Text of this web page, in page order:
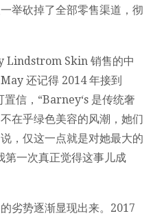
举砍掉了全部零售渠道，彻
Lindstrom Skin 销售的中
还记得 2014 年接到
信，“Barney‘s 是传统奢
在乎绿色美容的风潮，她们
，仅这一点就是对她最大的
第一次真正觉得这事儿成
劣势逐渐显现出来。2017